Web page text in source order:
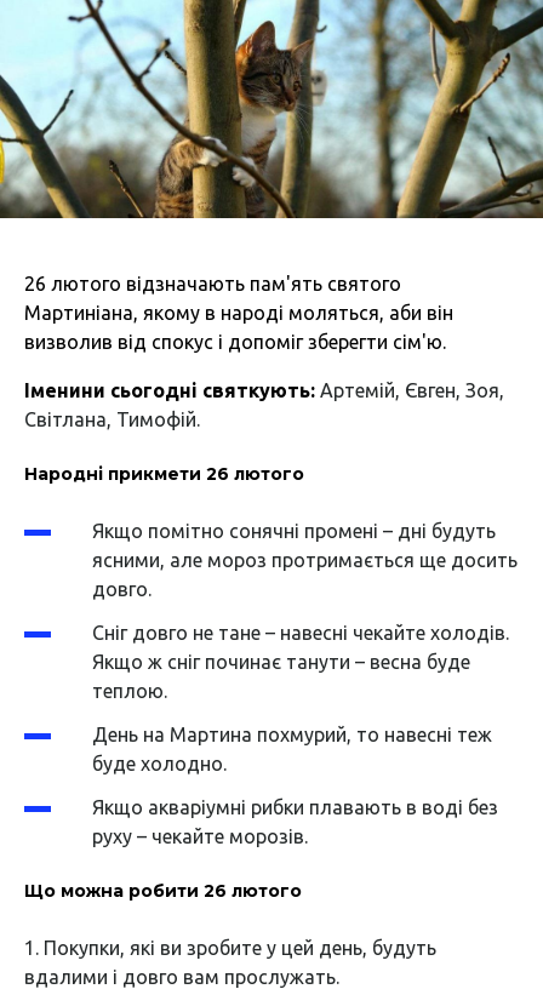
26 лютого відзначають пам'ять святого
Мартиніана, якому в народі моляться, аби він
визволив від спокус і допоміг зберегти сім'ю.
Іменини сьогодні святкують: Артемій, Євген, Зоя,
Світлана, Тимофій.
Народні прикмети 26 лютого
Якщо помітно сонячні промені – дні будуть
ясними, але мороз протримається ще досить
довго.
Сніг довго не тане – навесні чекайте холодів.
Якщо ж сніг починає танути – весна буде
теплою.
День на Мартина похмурий, то навесні теж
буде холодно.
Якщо акваріумні рибки плавають в воді без
руху – чекайте морозів.
Що можна робити 26 лютого
1. Покупки, які ви зробите у цей день, будуть
вдалими і довго вам прослужать.